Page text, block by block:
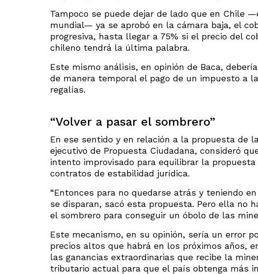
Tampoco se puede dejar de lado que en Chile
mundial— ya se aprobó en la cámara baja, el
progresiva, hasta llegar a 75% si el precio del
chileno tendrá la última palabra.
Este mismo análisis, en opinión de Baca,
de manera temporal el pago de un impuesto a
regalías.
“Volver a pasar el sombrero”
En ese sentido y en relación a la propuesta de
ejecutivo de Propuesta Ciudadana, consideró
intento improvisado para equilibrar la
contratos de estabilidad jurídica.
“Entonces para no quedarse atrás y teniendo
se disparan, sacó esta propuesta. Pero ella no
el sombrero para conseguir un óbolo de las
Este mecanismo, en su opinión, sería un error
precios altos que habrá en los próximos años,
las ganancias extraordinarias que recibe la
tributario actual para que el país obtenga más